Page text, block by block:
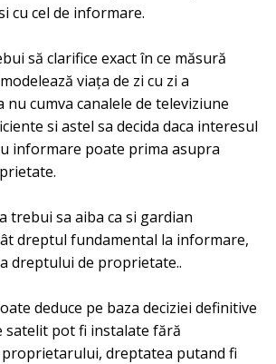
cu cel de informare.
să clarifice exact în ce măsură
viața de zi cu zi a
nu cumva canalele de televiziune
si astel sa decida daca interesul
informare poate prima asupra
trebui sa aiba ca si gardian
dreptul fundamental la informare,
dreptului de proprietate..
deduce pe baza deciziei definitive
satelit pot fi instalate fără
dreptatea putand fi